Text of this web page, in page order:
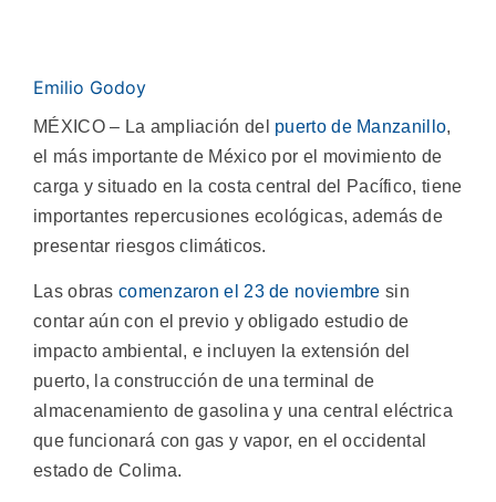
Emilio Godoy
MÉXICO – La ampliación del puerto de Manzanillo,
el más importante de México por el movimiento de
carga y situado en la costa central del Pacífico, tiene
importantes repercusiones ecológicas, además de
presentar riesgos climáticos.
Las obras comenzaron el 23 de noviembre sin
contar aún con el previo y obligado estudio de
impacto ambiental, e incluyen la extensión del
puerto, la construcción de una terminal de
almacenamiento de gasolina y una central eléctrica
que funcionará con gas y vapor, en el occidental
estado de Colima.